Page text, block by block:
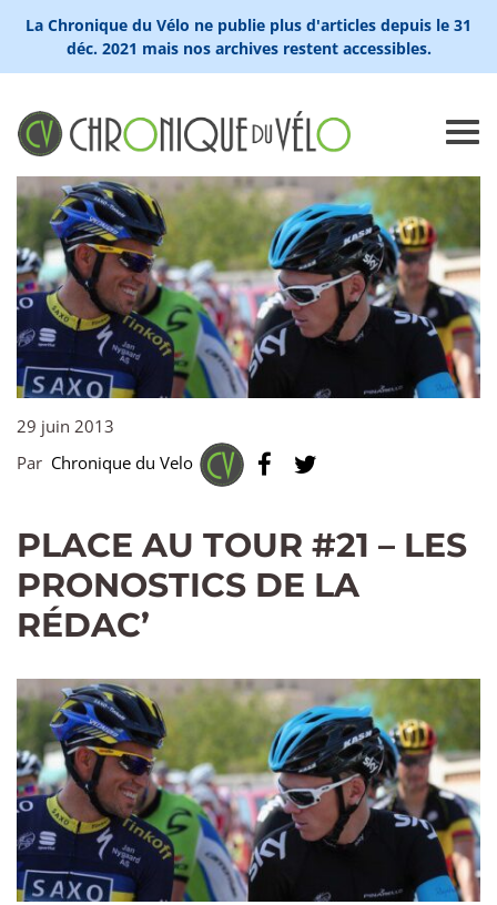
La Chronique du Vélo ne publie plus d'articles depuis le 31
déc. 2021 mais nos archives restent accessibles.
29 juin 2013
Par Chronique du Velo
PLACE AU TOUR #21 – LES
PRONOSTICS DE LA
RÉDAC’